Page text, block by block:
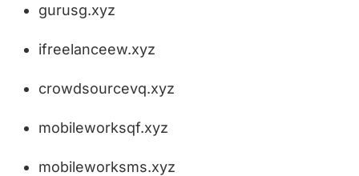
gurusg.xyz
ifreelanceew.xyz
crowdsourcevq.xyz
mobileworksqf.xyz
mobileworksms.xyz